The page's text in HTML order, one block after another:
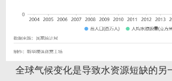
全球气候变化是导致水资源短缺的另